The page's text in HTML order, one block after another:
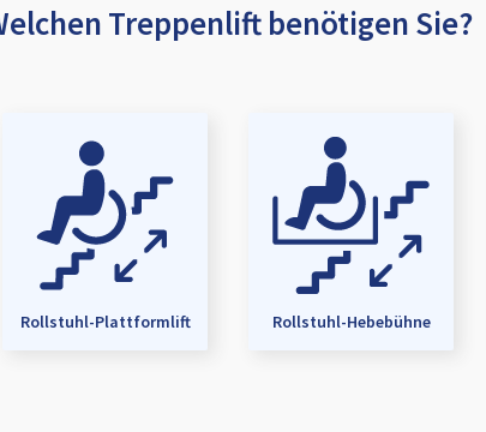
Treppenlift benötigen Sie?
Rollstuhl-Plattformlift Rollstuhl-Hebebühne